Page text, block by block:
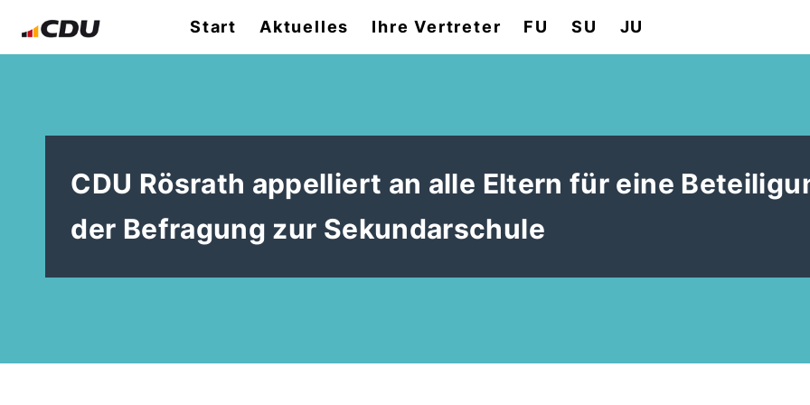
Start Aktuelles Ihre Vertreter FU SU JU
CDU Rösrath appelliert an alle Eltern für eine
der Befragung zur Sekundarschule